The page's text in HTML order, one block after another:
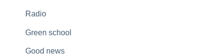
Radio
Green school
Good news